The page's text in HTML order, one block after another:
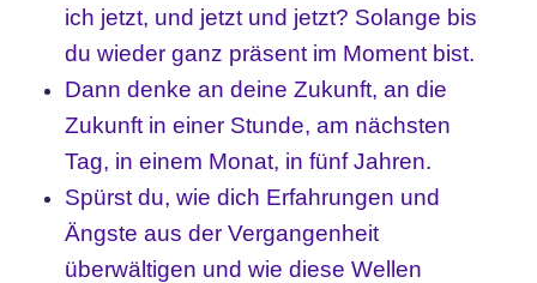
ich jetzt, und jetzt und jetzt? Solange bis
du wieder ganz präsent im Moment bist.
Dann denke an deine Zukunft, an die
Zukunft in einer Stunde, am nächsten
Tag, in einem Monat, in fünf Jahren.
Spürst du, wie dich Erfahrungen und
Ängste aus der Vergangenheit
überwältigen und wie diese Wellen